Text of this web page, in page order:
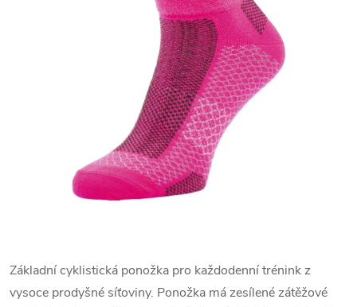
Základní cyklistická ponožka pro každodenní trénink z
vysoce prodyšné síťoviny. Ponožka má zesílené zátěžové